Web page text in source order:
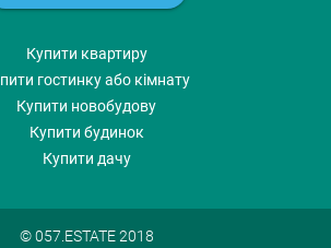
Купити квартиру
гостинку або кімнату
Купити новобудову
Купити будинок
Купити дачу
© 057.ESTATE 2018